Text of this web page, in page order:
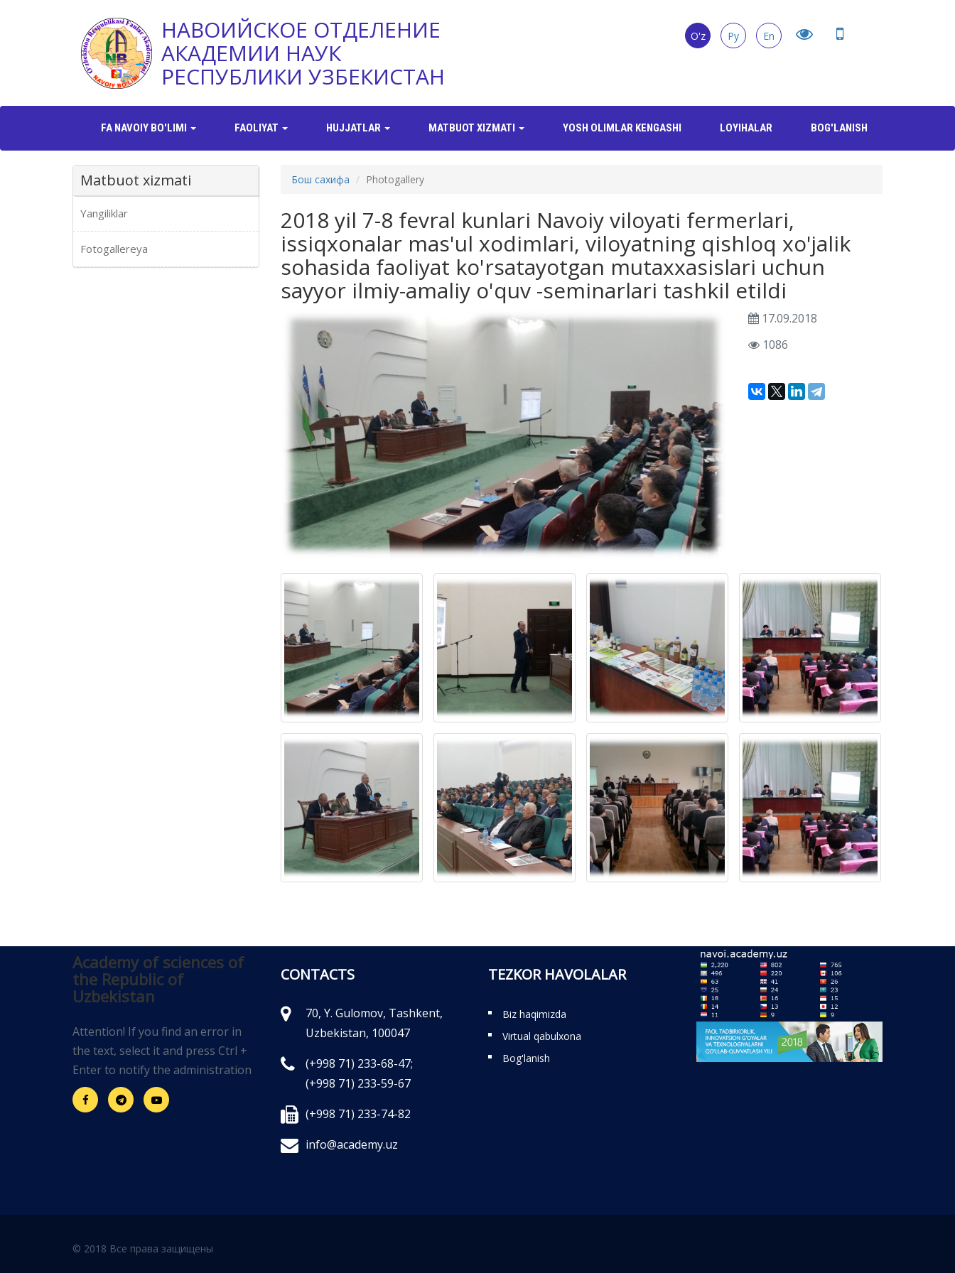
НАВОИЙСКОЕ ОТДЕЛЕНИЕ
АКАДЕМИИ НАУК
РЕСПУБЛИКИ УЗБЕКИСТАН
O'z Ру En
FA NAVOIY BO'LIMI FAOLIYAT HUJJATLAR MATBUOT XIZMATI YOSH OLIMLAR KENGASHI LOYIHALAR BOG'LANISH
Matbuot xizmati
Yangiliklar
Fotogallereya
Бош сахифа Photogallery
2018 yil 7-8 fevral kunlari Navoiy viloyati fermerlari,
issiqxonalar mas'ul xodimlari, viloyatning qishloq xo'jalik
sohasida faoliyat ko'rsatayotgan mutaxxasislari uchun
sayyor ilmiy-amaliy o'quv -seminarlari tashkil etildi
17.09.2018
1086
Academy of sciences of
the Republic of
Uzbekistan
Attention! If you find an error in
the text, select it and press Ctrl +
Enter to notify the administration
CONTACTS
70, Y. Gulomov, Tashkent,
Uzbekistan, 100047
(+998 71) 233-68-47;
(+998 71) 233-59-67
(+998 71) 233-74-82
info@academy.uz
TEZKOR HAVOLALAR
Biz haqimizda
Virtual qabulxona
Bog'lanish
© 2018 Все права защищены